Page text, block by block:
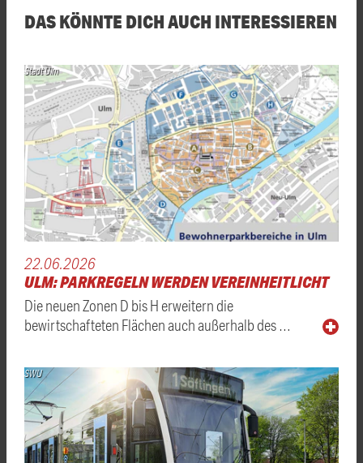
DAS KÖNNTE DICH AUCH INTERESSIEREN
Stadt Ulm
22.06.2026
ULM: PARKREGELN WERDEN VEREINHEITLICHT
Die neuen Zonen D bis H erweitern die
bewirtschafteten Flächen auch außerhalb des …
SWU